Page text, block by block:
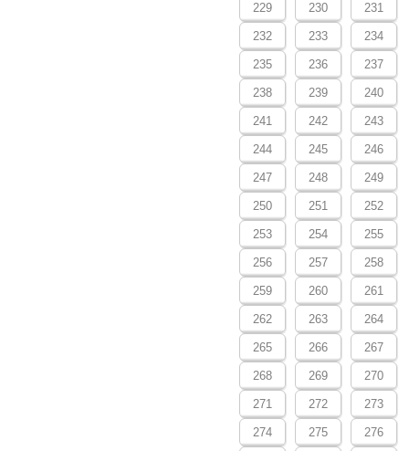
229 230 231
232 233 234
235 236 237
238 239 240
241 242 243
244 245 246
247 248 249
250 251 252
253 254 255
256 257 258
259 260 261
262 263 264
265 266 267
268 269 270
271 272 273
274 275 276